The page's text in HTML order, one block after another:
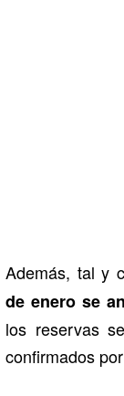
Además, tal y
de enero se
los reservas
confirmados